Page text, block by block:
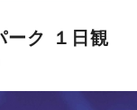
ーク １日観